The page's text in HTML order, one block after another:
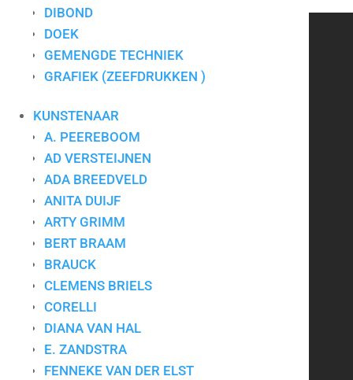
DIBOND
DOEK
GEMENGDE TECHNIEK
GRAFIEK (ZEEFDRUKKEN )
KUNSTENAAR
A. PEEREBOOM
AD VERSTEIJNEN
ADA BREEDVELD
ANITA DUIJF
ARTY GRIMM
BERT BRAAM
BRAUCK
CLEMENS BRIELS
CORELLI
DIANA VAN HAL
E. ZANDSTRA
FENNEKE VAN DER ELST
CONTACT
Tel.:
+31-(0)13-5454656
Mobiel:+31-(0)6-24640033
E-mail:
info@artforcompany.nl
KvK: 18081401
BTW: NL001780285B65
Privacyverklaring |Algemene voorwaarden
Kunst voor bedrijven
Kunst op kantoor